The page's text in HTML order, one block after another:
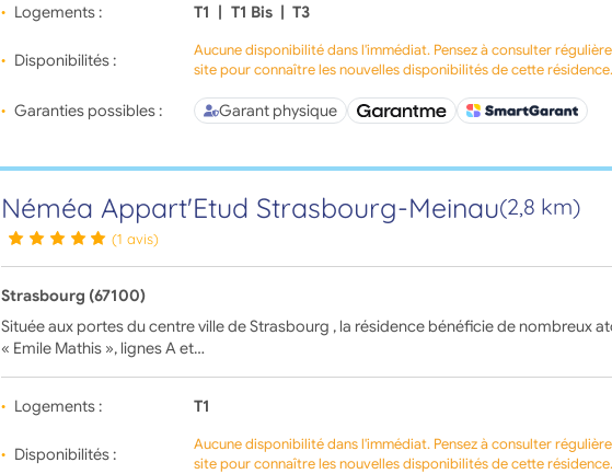
Logements : T1 | T1 Bis | T3
Disponibilités :
Aucune disponibilité dans l'immédiat. Pensez à consulter
site pour connaître les nouvelles disponibilités de cette résidence.
Garanties possibles :
Garant physique
Néméa Appart'Etud Strasbourg-Meinau(2,8 km)
(1 avis)
Strasbourg (67100)
Située aux portes du centre ville de Strasbourg , la résidence bénéficie de nombreux
« Emile Mathis », lignes A et…
Logements : T1
Disponibilités :
Aucune disponibilité dans l'immédiat. Pensez à consulter
site pour connaître les nouvelles disponibilités de cette résidence.